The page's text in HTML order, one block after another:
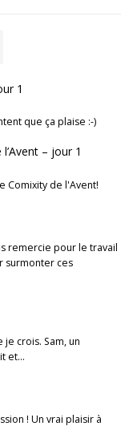
1
que ça plaise :-)
– jour 1
Comixity de l'Avent!
remercie pour le travail
surmonter ces
crois. Sam, un
et…
! Un vrai plaisir à